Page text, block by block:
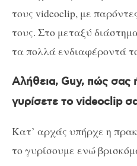
τους videoclip, με
τους. Στο μεταξύ
τα πολλά ενδιαφέροντά
Αλήθεια, Guy, πώς σας
γυρίσετε τοvideoclip
Κατ’ αρχάς υπήρχε η
το γυρίσουμε ενώ